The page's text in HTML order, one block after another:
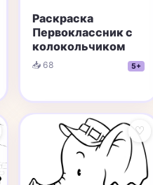
Раскраска
Первоклассник с
колокольчиком
📥 68 5+
♡